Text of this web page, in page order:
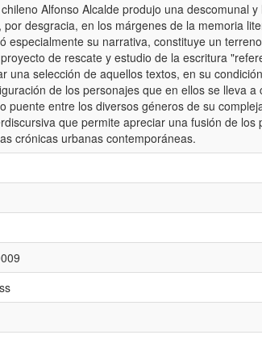
Alfonso Alcalde produjo una descomunal
desgracia, en los márgenes de la memoria
especialmente su narrativa, constituye un
de rescate y estudio de la escritura
una selección de aquellos textos, en su
de los personajes que en ellos se lleva a
puente entre los diversos géneros de su
que permite apreciar una fusión de los
crónicas urbanas contemporáneas.